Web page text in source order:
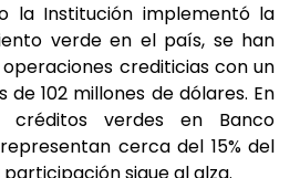
la Institución implementó la
verde en el país, se han
operaciones crediticias con un
102 millones de dólares. En
créditos verdes en Banco
cerca del 15% del